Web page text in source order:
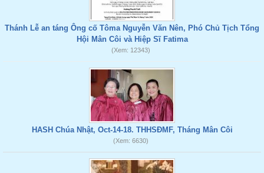
Thánh Lễ an táng Ông cố Tôma Nguyễn Văn Nên, Phó Chủ Tịch Tổng
Hội Mân Côi và Hiệp Sĩ Fatima
(Xem: 12343)
HASH Chúa Nhật, Oct-14-18. THHSĐMF, Tháng Mân Côi
(Xem: 6630)